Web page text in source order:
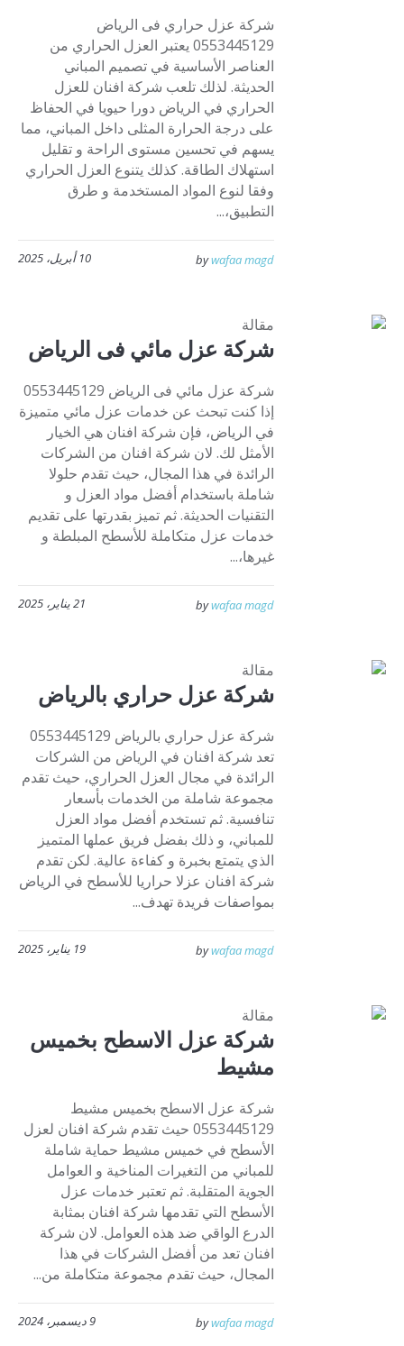
شركة عزل حراري فى الرياض
0553445129 يعتبر العزل الحراري من
العناصر الأساسية في تصميم المباني
الحديثة. لذلك تلعب شركة افنان للعزل
الحراري في الرياض دورا حيويا في الحفاظ
على درجة الحرارة المثلى داخل المباني، مما
يسهم في تحسين مستوى الراحة و تقليل
استهلاك الطاقة. كذلك يتنوع العزل الحراري
وفقا لنوع المواد المستخدمة و طرق
التطبيق،...
10 أبريل، 2025 bywafaa magd
مقالة
شركة عزل مائي فى الرياض
شركة عزل مائي فى الرياض 0553445129
إذا كنت تبحث عن خدمات عزل مائي متميزة
في الرياض، فإن شركة افنان هي الخيار
الأمثل لك. لان شركة افنان من الشركات
الرائدة في هذا المجال، حيث تقدم حلولا
شاملة باستخدام أفضل مواد العزل و
التقنيات الحديثة. ثم تميز بقدرتها على تقديم
خدمات عزل متكاملة للأسطح المبلطة و
غيرها،...
21 يناير، 2025 bywafaa magd
مقالة
شركة عزل حراري بالرياض
شركة عزل حراري بالرياض 0553445129
تعد شركة افنان في الرياض من الشركات
الرائدة في مجال العزل الحراري، حيث تقدم
مجموعة شاملة من الخدمات بأسعار
تنافسية. ثم تستخدم أفضل مواد العزل
للمباني، و ذلك بفضل فريق عملها المتميز
الذي يتمتع بخبرة و كفاءة عالية. لكن تقدم
شركة افنان عزلا حراريا للأسطح في الرياض
بمواصفات فريدة تهدف...
19 يناير، 2025 bywafaa magd
مقالة
شركة عزل الاسطح بخميس
مشيط
شركة عزل الاسطح بخميس مشيط
0553445129 حيث تقدم شركة افنان لعزل
الأسطح في خميس مشيط حماية شاملة
للمباني من التغيرات المناخية و العوامل
الجوية المتقلبة. ثم تعتبر خدمات عزل
الأسطح التي تقدمها شركة افنان بمثابة
الدرع الواقي ضد هذه العوامل. لان شركة
افنان تعد من أفضل الشركات في هذا
المجال، حيث تقدم مجموعة متكاملة من...
9 ديسمبر، 2024 bywafaa magd